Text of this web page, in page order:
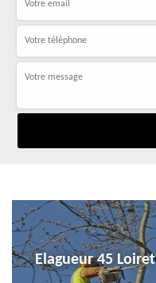
Elagueur 45 Loiret